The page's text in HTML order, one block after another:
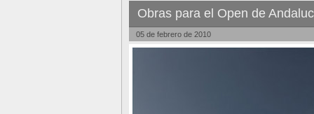
Obras para el Open de
05 de febrero de 2010